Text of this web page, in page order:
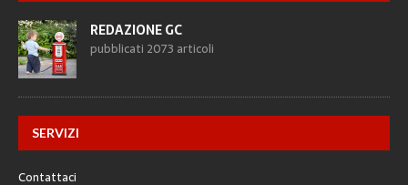
REDAZIONE GC
pubblicati 2073 articoli
SERVIZI
Contattaci